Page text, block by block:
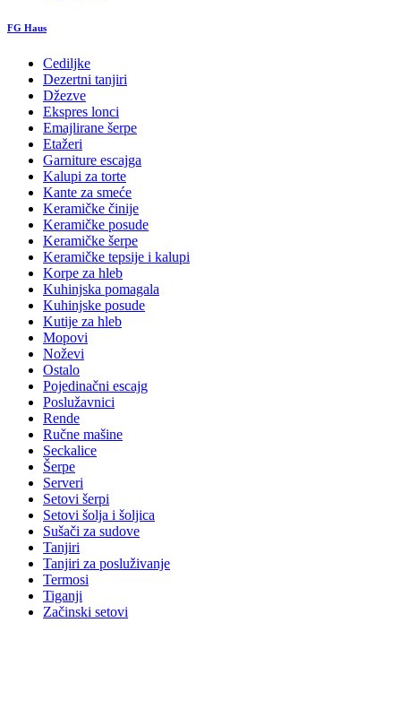
FG Haus
Cediljke
Dezertni tanjiri
Džezve
Ekspres lonci
Emajlirane šerpe
Etažeri
Garniture escajga
Kalupi za torte
Kante za smeće
Keramičke činije
Keramičke posude
Keramičke šerpe
Keramičke tepsije i kalupi
Korpe za hleb
Kuhinjska pomagala
Kuhinjske posude
Kutije za hleb
Mopovi
Noževi
Ostalo
Pojedinačni escajg
Poslužavnici
Rende
Ručne mašine
Seckalice
Šerpe
Serveri
Setovi šerpi
Setovi šolja i šoljica
Sušači za sudove
Tanjiri
Tanjiri za posluživanje
Termosi
Tiganji
Začinski setovi